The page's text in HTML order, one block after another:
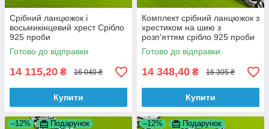
Срібний ланцюжок і
восьмикінцевий хрест Срібло
925 проби
Готово до відправки
14 115,20 ₴ 16 040 ₴
Купити
Комплект срібний ланцюжок з
хрестиком на шию з
розп'яттям срібло 925 проби
Готово до відправки
14 348,40 ₴ 16 305 ₴
Купити
–12% Подарунок –12% Подарунок